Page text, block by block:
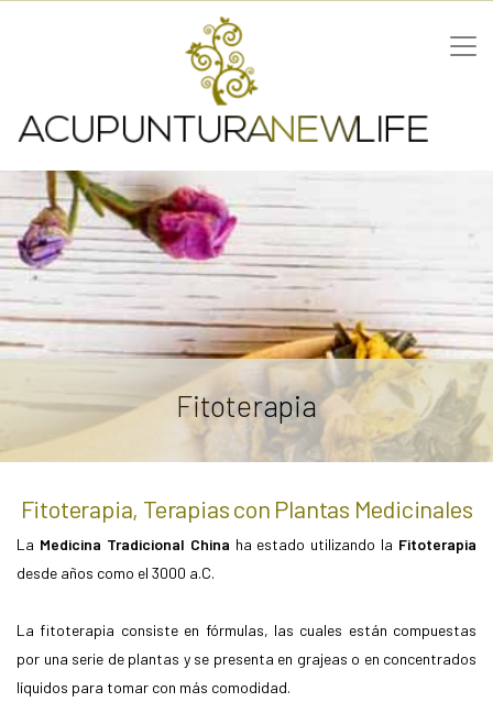
Fitoterapia
Fitoterapia, Terapias con Plantas Medicinales
La Medicina Tradicional China ha estado utilizando la Fitoterapia
desde años como el 3000 a.C.
La fitoterapia consiste en fórmulas, las cuales están compuestas
por una serie de plantas y se presenta en grajeas o en concentrados
líquidos para tomar con más comodidad.